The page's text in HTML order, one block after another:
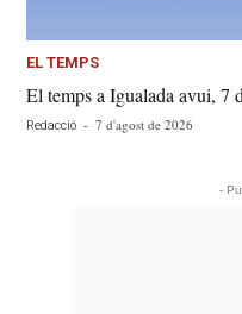
EL TEMPS
El temps a Igualada avui, 7
Redacció - 7 d'agost de 2026
-